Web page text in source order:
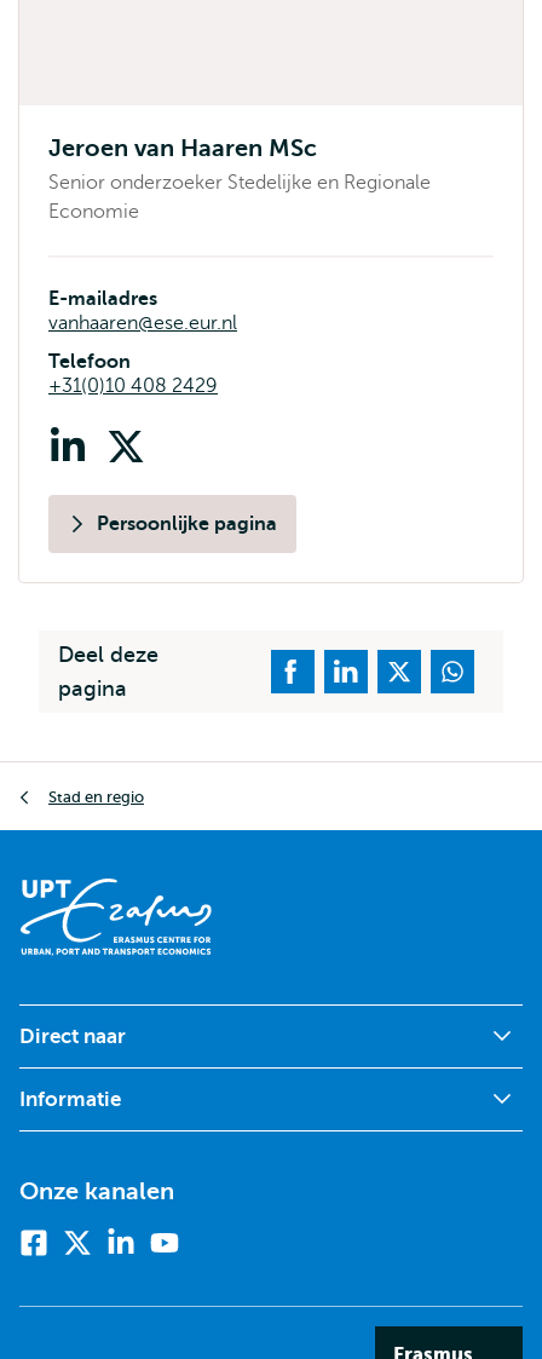
Jeroen van Haaren MSc
Senior onderzoeker Stedelijke en Regionale
Economie
E-mailadres
vanhaaren@ese.eur.nl
Telefoon
+31(0)10 408 2429
LinkedIn
Persoonlijke pagina
Deel deze
pagina
Stad en regio
Direct naar
Informatie
Onze kanalen
Facebook
twitter)
Linkedin